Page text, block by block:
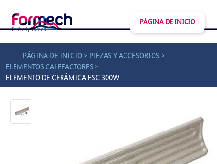
PÁGINA DE INICIO
PÁGINA DE INICIO > PIEZAS Y ACCESORIOS >
ELEMENTOS CALEFACTORES >
ELEMENTO DE CERÁMICA FSC 300W